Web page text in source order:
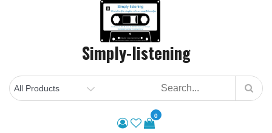
Simply-listening
0